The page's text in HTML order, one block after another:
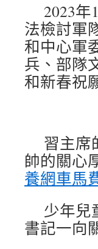
2023
法檢討軍
和中心軍
兵、部隊
和新春祝
習主席
帥的關心
養網車馬
少年兒
書記一向